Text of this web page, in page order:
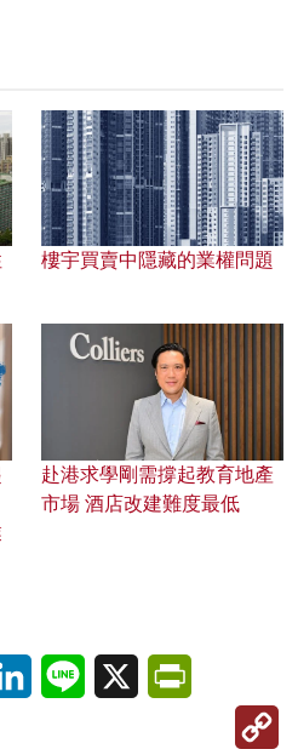
樓宇買賣中隱藏的業權問題
赴港求學剛需撐起教育地產
市場 酒店改建難度最低
LinkedInLine X